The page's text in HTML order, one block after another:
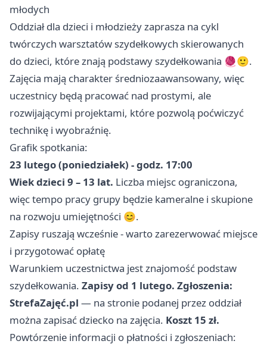
młodych
Oddział dla dzieci i młodzieży zaprasza na cykl
twórczych warsztatów szydełkowych skierowanych
do dzieci, które znają podstawy szydełkowania 🧶🙂.
Zajęcia mają charakter średniozaawansowany, więc
uczestnicy będą pracować nad prostymi, ale
rozwijającymi projektami, które pozwolą poćwiczyć
technikę i wyobraźnię.
Grafik spotkania:
23 lutego (poniedziałek) - godz. 17:00
Wiek dzieci 9 – 13 lat. Liczba miejsc ograniczona,
więc tempo pracy grupy będzie kameralne i skupione
na rozwoju umiejętności 😊.
Zapisy ruszają wcześnie - warto zarezerwować miejsce
i przygotować opłatę
Warunkiem uczestnictwa jest znajomość podstaw
szydełkowania. Zapisy od 1 lutego. Zgłoszenia:
StrefaZajęć.pl — na stronie podanej przez oddział
można zapisać dziecko na zajęcia. Koszt 15 zł.
Powtórzenie informacji o płatności i zgłoszeniach: